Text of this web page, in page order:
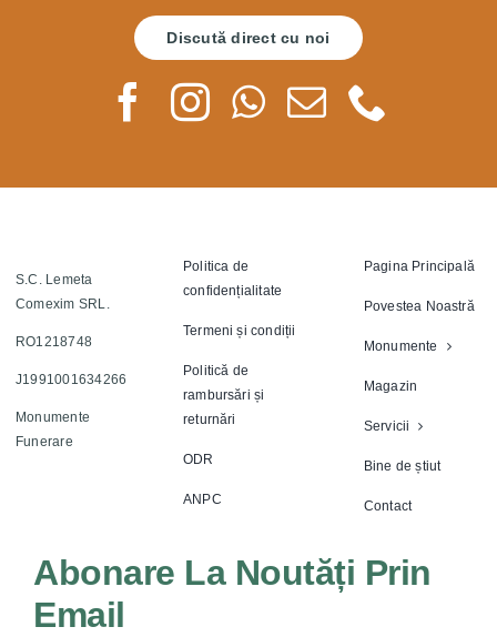
Discută direct cu noi
S.C. Lemeta
Comexim SRL.
RO1218748
J1991001634266
Monumente
Funerare
Politica de
confidențialitate
Termeni și condiții
Politică de
rambursări și
returnări
ODR
ANPC
Pagina Principală
Povestea Noastră
Monumente
Magazin
Servicii
Bine de știut
Contact
Abonare La Noutăți Prin
Email